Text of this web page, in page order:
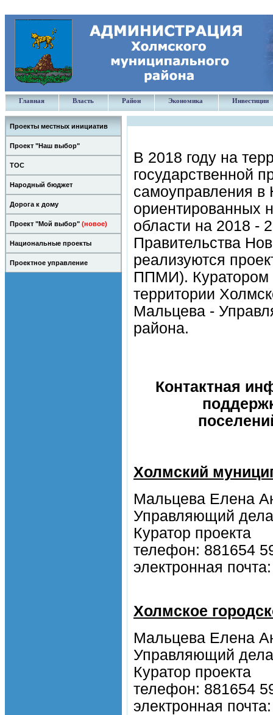
Главная Власть Район Экономика Инвестиции
Проекты местных инициатив
Проект "Наш выбор"
ТОС
Народный бюджет
Дорога к дому
Проект "Мой выбор" (новое)
Национальные проекты
Проектное управление
В 2018 году на
государственной
самоуправления в
ориентированных
области на 2018 -
Правительства
реализуются
ППМИ). Куратором
территории
Мальцева -
района.
Контактная
Холмский
Мальцева Елена
Управляющий
Куратор проекта
телефон: 881654
электронная
Холмское
Мальцева Елена
Управляющий
Куратор проекта
телефон: 881654
электронная